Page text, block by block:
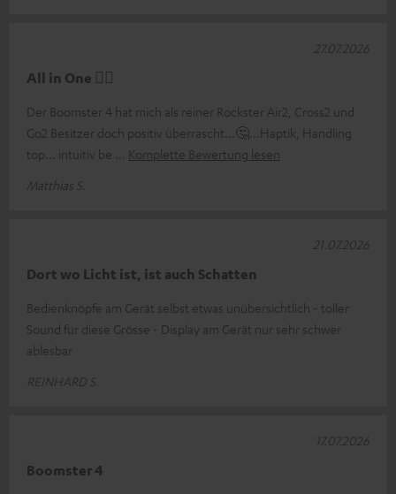
All in One 👍🏻
Der Boomster 4 hat mich als reiner Rockster Air2, Cross2 und
Go2 Besitzer doch positiv überrascht...🤔...Haptik, Handling
top... intuitiv be
Komplette Bewertung lesen
Matthias S.
27.07.2026
Dort wo Licht ist, ist auch Schatten
Bedienknöpfe am Gerät selbst etwas unübersichtlich - toller
Sound für diese Grösse - Display am Gerät nur sehr schwer
ablesbar
REINHARD S.
21.07.2026
Boomster 4
17.07.2026